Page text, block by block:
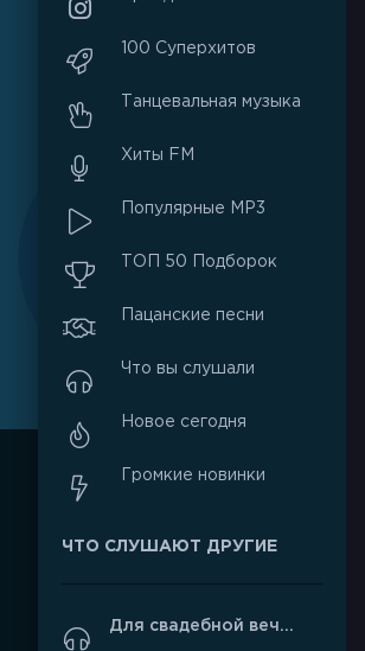
100 Суперхитов
Танцевальная музыка
Хиты FM
Популярные MP3
ТОП 50 Подборок
Пацанские песни
Что вы слушали
Новое сегодня
Громкие новинки
ЧТО СЛУШАЮТ ДРУГИЕ
Для свадебной вечеринки